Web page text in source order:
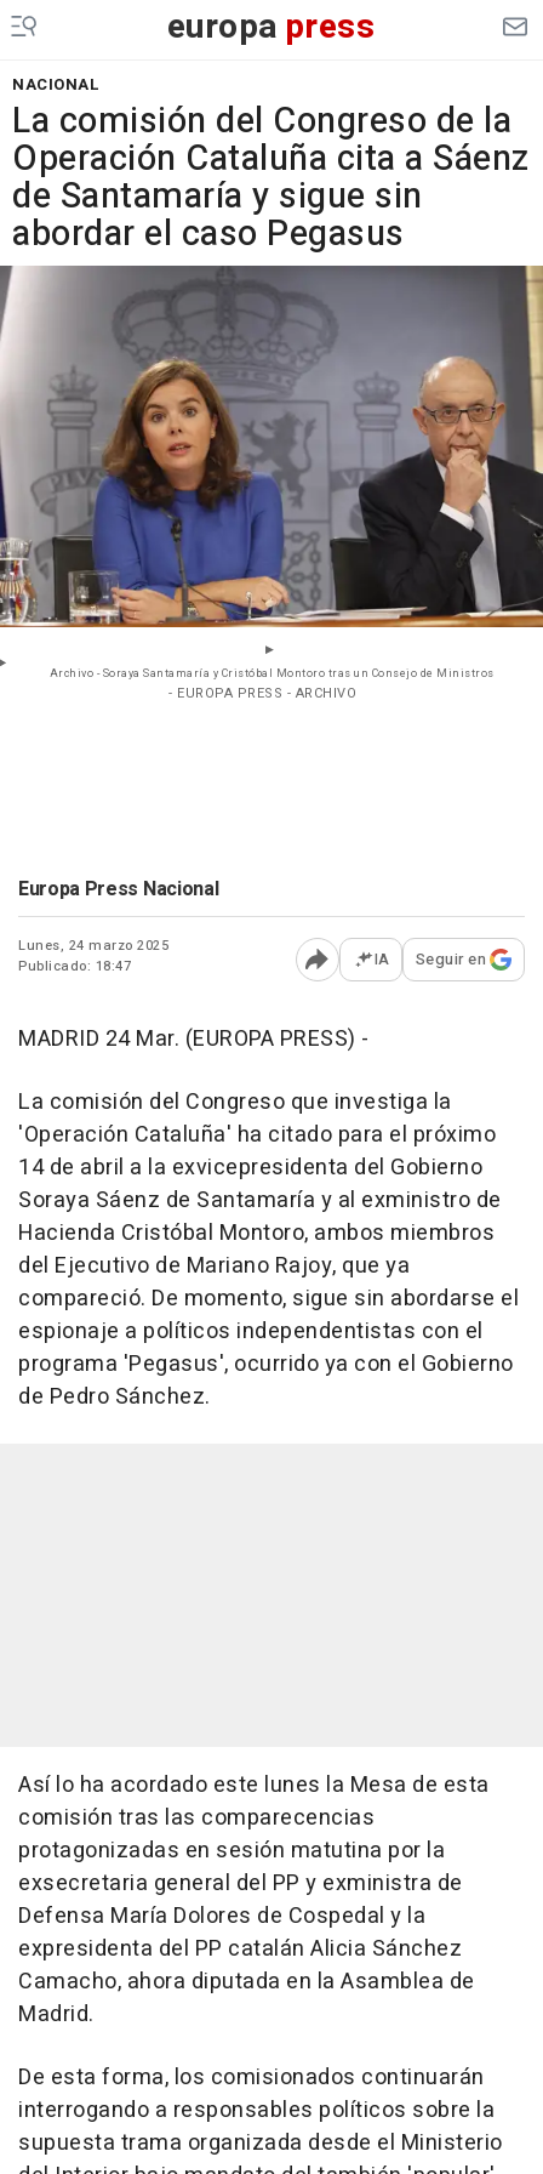
europa press
NACIONAL
La comisión del Congreso de la
Operación Cataluña cita a Sáenz
de Santamaría y sigue sin
abordar el caso Pegasus
Archivo - Soraya Santamaría y Cristóbal Montoro tras un Consejo de Ministros
- EUROPA PRESS - ARCHIVO
Europa Press Nacional
Lunes, 24 marzo 2025
Publicado: 18:47
Abrir opciones para
IA Seguir en
MADRID 24 Mar. (EUROPA PRESS) -
La comisión del Congreso que investiga la
'Operación Cataluña' ha citado para el próximo
14 de abril a la exvicepresidenta del Gobierno
Soraya Sáenz de Santamaría y al exministro de
Hacienda Cristóbal Montoro, ambos miembros
del Ejecutivo de Mariano Rajoy, que ya
compareció. De momento, sigue sin abordarse el
espionaje a políticos independentistas con el
programa 'Pegasus', ocurrido ya con el Gobierno
de Pedro Sánchez.
Así lo ha acordado este lunes la Mesa de esta
comisión tras las comparecencias
protagonizadas en sesión matutina por la
exsecretaria general del PP y exministra de
Defensa María Dolores de Cospedal y la
expresidenta del PP catalán Alicia Sánchez
Camacho, ahora diputada en la Asamblea de
Madrid.
De esta forma, los comisionados continuarán
interrogando a responsables políticos sobre la
supuesta trama organizada desde el Ministerio